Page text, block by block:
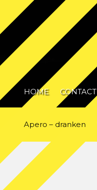
HOME CONTACT
Apero – dranken